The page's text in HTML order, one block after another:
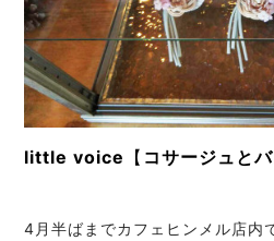
little voice 【 コサージュと
4月半ばまでカフェヒンメル店内